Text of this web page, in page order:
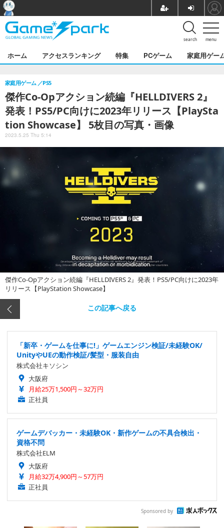
menu
search
ホーム アクセスランキング 特集 PCゲーム 家庭用ゲー
傑作Co-Opアクション続編『HELLDIVERS 2』
発表！PS5/PC向けに2023年リリース【PlaySta
tion Showcase】 5枚目の写真・画像
家庭用ゲーム PS5
2023.5.25 Thu 5:14
傑作Co-Opアクション続編『HELLDIVERS 2』発表！PS5/PC向けに2023年
リリース【PlayStation Showcase】
この記事へ戻る
「新卒・ゲームを仕事に!」ゲームエンジン検証/未経験OK/
UnityやUEの動作検証/髪型・服装自由
株式会社キソシン
大阪府
月給25万1,500円～32万円
正社員
ゲームデバッカー・未経験OK・新作ゲームの不具合検出・
資格不問
株式会社ELM
大阪府
月給32万4,900円～57万円
正社員
Sponsored by